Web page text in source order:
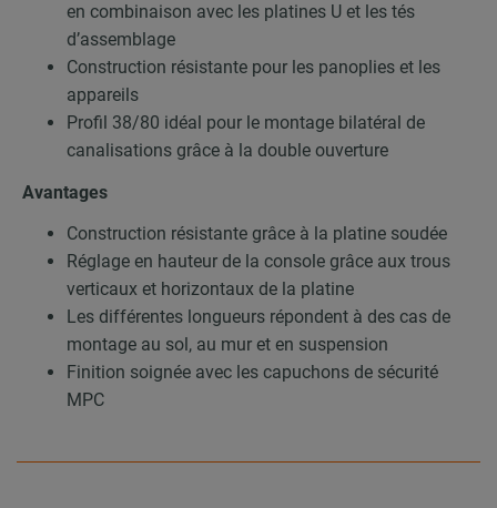
en combinaison avec les platines U et les tés
d’assemblage
Construction résistante pour les panoplies et les
appareils
Profil 38/80 idéal pour le montage bilatéral de
canalisations grâce à la double ouverture
Avantages
Construction résistante grâce à la platine soudée
Réglage en hauteur de la console grâce aux trous
verticaux et horizontaux de la platine
Les différentes longueurs répondent à des cas de
montage au sol, au mur et en suspension
Finition soignée avec les capuchons de sécurité
MPC